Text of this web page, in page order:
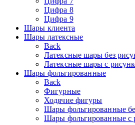
Цифра 8
Цифра 9
Шары клиента
Шары латексные
Back
Латексные шары без
Латексные шары с
Шары фольгированные
Back
Фигурные
Ходячие фигуры
Шары фольгированные
Шары фольгированные с